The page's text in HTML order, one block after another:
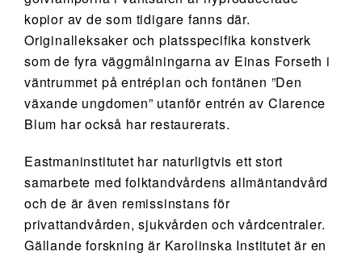
kopior av de som tidigare fanns där.
Originalleksaker och platsspecifika konstverk
som de fyra väggmålningarna av Einas Forseth i
väntrummet på entréplan och fontänen ”Den
växande ungdomen” utanför entrén av Clarence
Blum har också har restaurerats.
Eastmaninstitutet har naturligtvis ett stort
samarbete med folktandvårdens allmäntandvård
och de är även remissinstans för
privattandvården, sjukvården och vårdcentraler.
Gällande forskning är Karolinska Institutet är en